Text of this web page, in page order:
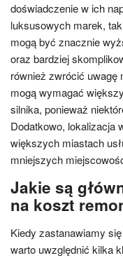
doświadczenie w ich
luksusowych marek,
mogą być znacznie
oraz bardziej
również zwrócić uwagę
mogą wymagać
silnika, ponieważ
Dodatkowo, lokalizacja
większych miastach
mniejszych
Jakie są
na koszt
Kiedy zastanawiamy
warto uwzględnić kilka